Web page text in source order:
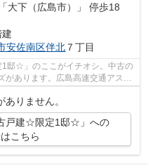
大下（広島市）」 停歩18
安佐南区伴北 ７丁目
邸☆」のここがイチオシ。中古の
があります。広島高速交通アスト
りません。
戸建☆限定1邸☆」への
こちら